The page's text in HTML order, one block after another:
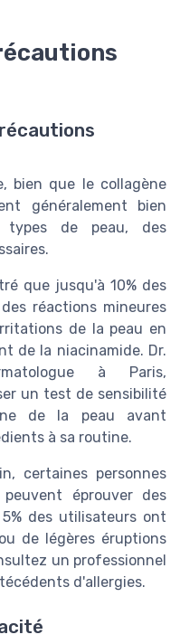
bien que le collagène
généralement bien
de peau, des
que jusqu'à 10% des
réactions mineures
de la peau en
de la niacinamide. Dr.
à Paris,
un test de sensibilité
de la peau avant
à sa routine.
certaines personnes
éprouver des
des utilisateurs ont
de légères éruptions
un professionnel
d'allergies.